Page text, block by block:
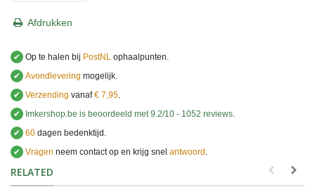
Afdrukken
✔ Op te halen bij PostNL ophaalpunten.
✔ Avondlevering mogelijk.
✔ Verzending vanaf€ 7,95.
✔
Imkershop.be is beoordeeld met9.2/10 - 1052 reviews.
✔ 60 dagen bedenktijd.
✔ Vragen neem contact op en krijg snel antwoord .
RELATED